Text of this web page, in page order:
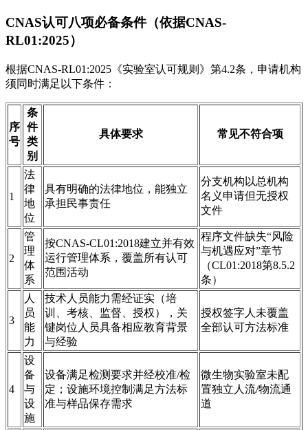
CNAS认可八项必备条件（依据CNAS-
RL01:2025）
根据CNAS-RL01:2025《实验室认可规则》第4.2条，申请机构
须同时满足以下条件：
序
号
条
件
类
别
具体要求 常见不符合项
1
法
律
地
位
具有明确的法律地位，能独立
承担民事责任
分支机构以总机构
名义申请但无授权
文件
2
管
理
体
系
按CNAS-CL01:2018建立并有效
运行管理体系，覆盖所有认可
范围活动
程序文件缺失“风险
与机遇应对”章节
（CL01:2018第8.5.2
条）
3
人
员
能
力
技术人员能力需经证实（培
训、考核、监督、授权），关
键岗位人员具备相应教育背景
与经验
授权签字人未覆盖
全部认可方法标准
4
设
备
与
设
施
设备满足检测要求并经校准/检
定；设施环境控制满足方法标
准与样品保存需求
微生物实验室未配
置独立人流/物流通
道